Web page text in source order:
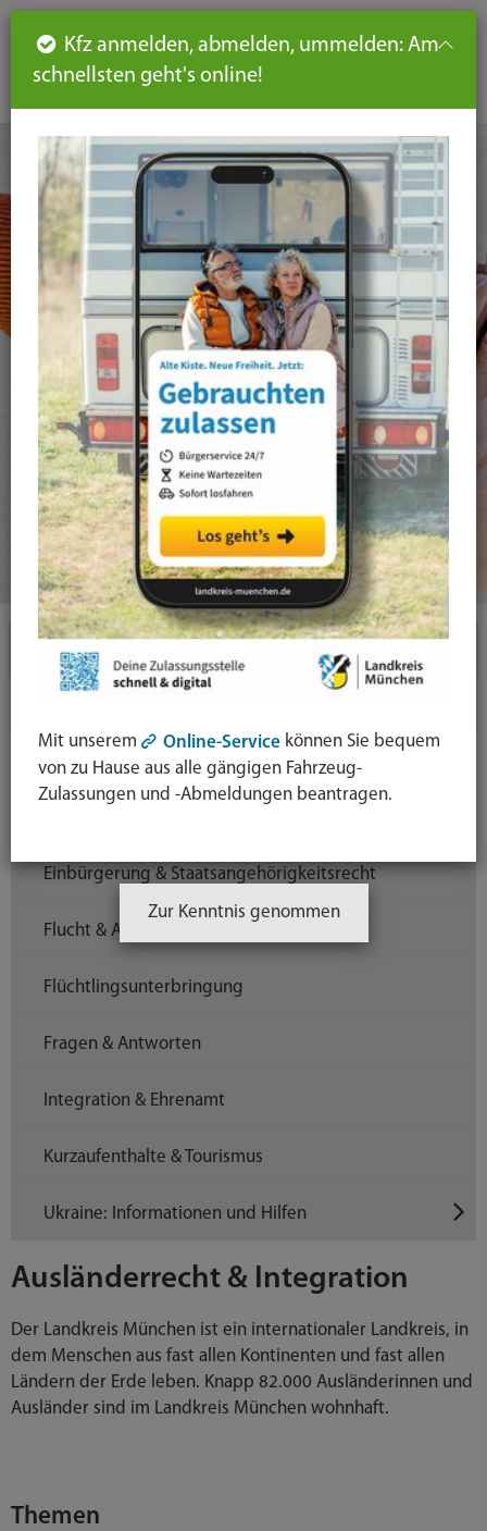
DE
Ausländerrecht & Integration
Der Landkreis München ist ein internationaler Landkreis, in
dem Menschen aus fast allen Kontinenten und fast allen
Ländern der Erde leben. Knapp 82.000 Ausländerinnen und
Ausländer sind im Landkreis München wohnhaft.
Themen
Themen
Abholung von Aufenthaltstitel (eAT)
Einbürgerung & Staatsangehörigkeitsrecht
Flucht & Asyl
Flüchtlingsunterbringung
Fragen & Antworten
Integration & Ehrenamt
Kurzaufenthalte & Tourismus
Ukraine: Informationen und Hilfen
Seiteninhalt
Hauptnavigation
Seitennavigation
leichte
Sprache
Kfz anmelden, abmelden, ummelden: Am
schnellsten geht's online!
Mit unserem Online-Service können Sie bequem
von zu Hause aus alle gängigen Fahrzeug-
Zulassungen und -Abmeldungen beantragen.
Zur Kenntnis genommen